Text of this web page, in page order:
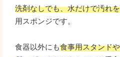
洗剤なしでも、水だけで汚れ
用スポンジです。
食器以外にも食事用スタンド